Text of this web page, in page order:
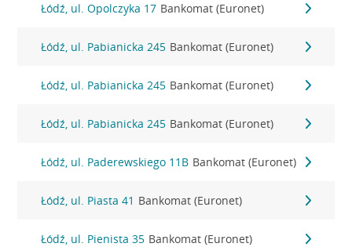
Łódź, ul. Opolczyka 17 Bankomat (Euronet)
Łódź, ul. Pabianicka 245 Bankomat (Euronet)
Łódź, ul. Pabianicka 245 Bankomat (Euronet)
Łódź, ul. Pabianicka 245 Bankomat (Euronet)
Łódź, ul. Paderewskiego 11B Bankomat (Euronet)
Łódź, ul. Piasta 41 Bankomat (Euronet)
Łódź, ul. Pienista 35 Bankomat (Euronet)